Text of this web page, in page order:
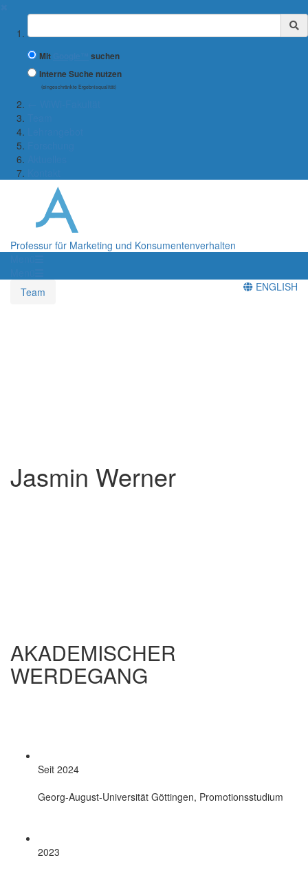
Suchbegriff
Mit
suchen
Interne Suche nutzen
(eingeschränkte Ergebnisqualität)
Professur für Marketing und Konsumentenverhalten
Team
ENGLISH
Jasmin Werner
AKADEMISCHER
WERDEGANG
Seit 2024
Georg-August-Universität Göttingen, Promotionsstudium
2023